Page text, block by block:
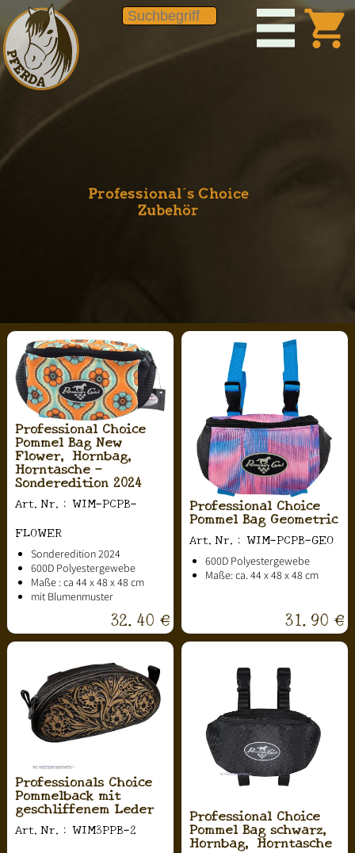
shopping_cart
Professional´s Choice
Zubehör
Professional Choice
Pommel Bag New
Flower, Hornbag,
Horntasche -
Sonderedition 2024
Art.Nr.: WIM-PCPB-
FLOWER
Sonderedition 2024
600D Polyestergewebe
Maße : ca 44 x 48 x 48 cm
mit Blumenmuster
32.40 €
Professional Choice
Pommel Bag Geometric
Art.Nr.: WIM-PCPB-GEO
600D Polyestergewebe
Maße: ca. 44 x 48 x 48 cm
31.90 €
Professionals Choice
Pommelback mit
geschliffenem Leder
Art.Nr.: WIM3PPB-2
Professional Choice
Pommel Bag schwarz,
Hornbag, Horntasche